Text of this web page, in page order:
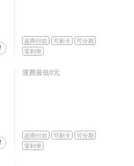
超商付款 可刷卡
可分期
零利率
運費最低0元
超商付款 可刷卡
可分期
零利率